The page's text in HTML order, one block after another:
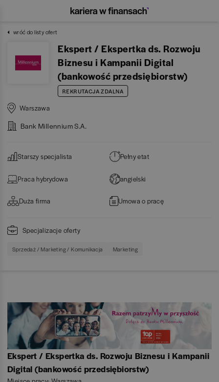
wróć do listy ofert
Ekspert / Ekspertka ds. Rozwoju
Biznesu i Kampanii Digital
(bankowość przedsiębiorstw)
REKRUTACJA ZDALNA
Warszawa
Bank Millennium S.A.
Starszy specjalista Pełny etat
Praca hybrydowa angielski
Duża firma Umowa o pracę
Specjalizacje oferty
Sprzedaż / Marketing / Komunikacja Marketing
Ekspert / Ekspertka ds. Rozwoju Biznesu i Kampanii
Digital (bankowość przedsiębiorstw)